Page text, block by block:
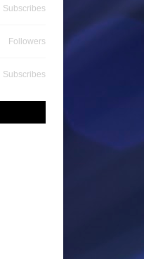
Subscribes
Followers
Subscribes